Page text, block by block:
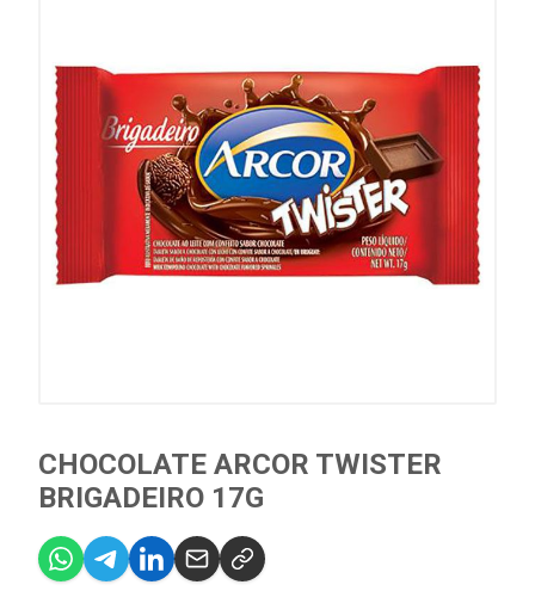
CHOCOLATE ARCOR TWISTER
BRIGADEIRO 17G